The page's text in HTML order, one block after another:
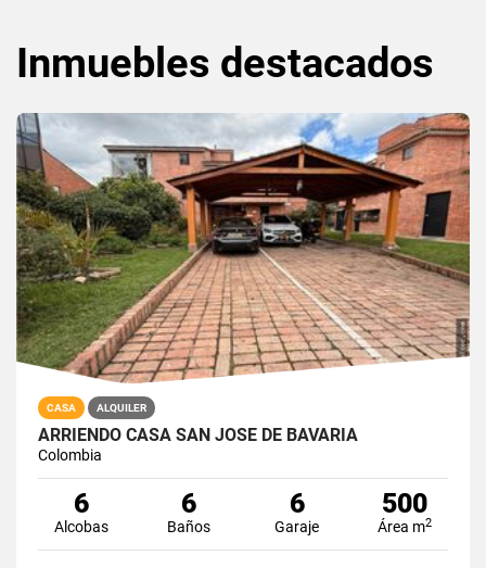
Inmuebles destacados
CASA ALQUILER
ARRIENDO CASA SAN JOSE DE BAVARIA
Colombia
6
Alcobas
6
Baños
6
Garaje
500
Área m2